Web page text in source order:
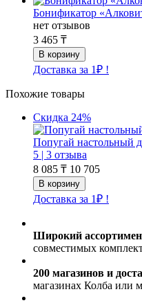
Бонификатор
нет отзывов
3 465 ₸
Доставка за 1₽ !
Похожие товары
Скидка 24%
Попугай настольный
5 | 3 отзыва
8 085 ₸ 10 705
Доставка за 1₽ !
Широкий
совместимых
200 магазинов и
магазинах Колба или